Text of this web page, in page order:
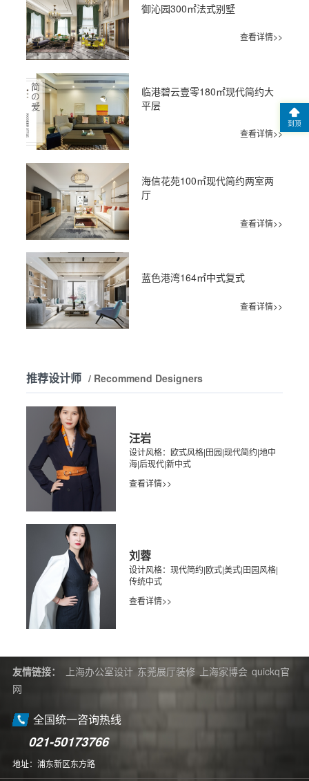
御沁园300㎡法式别墅
查看详情>>
临港碧云壹零180㎡现代简约大
平层
查看详情>>
海信花苑100㎡现代简约两室两
厅
查看详情>>
蓝色港湾164㎡中式复式
查看详情>>
推荐设计师 / Recommend Designers
汪岩
设计风格：欧式风格|田园|现代简约|地中
海|后现代|新中式
查看详情>>
刘蓉
设计风格：现代简约|欧式|美式|田园风格|
传统中式
查看详情>>
友情链接： 上海办公室设计 东莞展厅装修 上海家博会 quickq官
网
全国统一咨询热线
021-50173766
地址：浦东新区东方路
到顶